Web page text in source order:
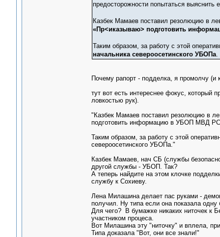
предосторожности попытаться
Казбек Мамаев поставил резолюцию в
«Пр<иказываю> подготовить
Таким образом, за работу с этой
начальника североосетинского УБОПа.
Почему рапорт - подделка, я промолчу (и
тут вот есть интереснее фокус,
ловкостью рук).
"Казбек Мамаев поставил резолюцию в
подготовить информацию в УБОП МВД
Таким образом, за работу с этой
североосетинского УБОПа."
Казбек Мамаев, нач СБ (службы
другой службы - УБОП. Так?
А теперь найдите на этом клочке
службу к Сохиеву.
Лена Милашина делает пас руками -
получил. Ну типа если она показала
Для чего? В бумажке никаких ниточек к
участником процеса.
Вот Милашина эту "ниточку" и вплела,
Типа доказала "Вот, они все знали!"